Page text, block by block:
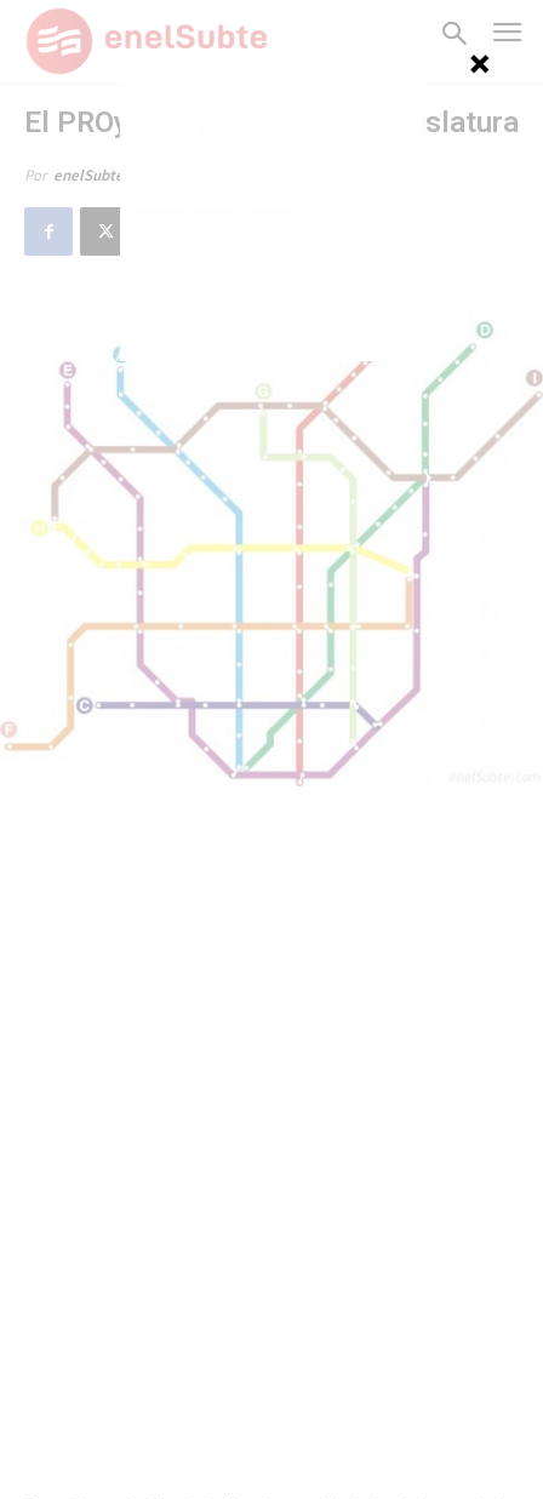
El PROyecto ya está en la Legislatura
Por enelSubte